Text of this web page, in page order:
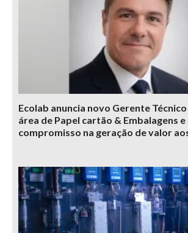
Ecolab anuncia novo Gerente
área de Papel cartão & Embalagens
compromisso na geração de valor